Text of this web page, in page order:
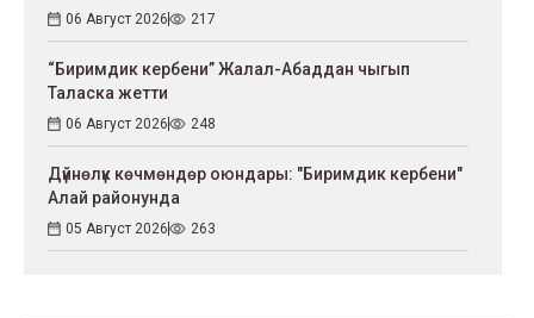
06 Август 2026 217
“Биримдик кербени” Жалал-Абаддан чыгып
Таласка жетти
06 Август 2026 248
Дүйнөлүк көчмөндөр оюндары: "Биримдик кербени"
Алай районунда
05 Август 2026 263